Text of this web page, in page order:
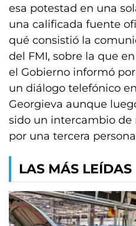
esa potestad en una
una calificada fuente
qué consistió la
del FMI, sobre la que
el Gobierno informó
un diálogo telefónico
Georgieva aunque
sido un intercambio de
por una tercera
LAS MÁS LEÍDAS